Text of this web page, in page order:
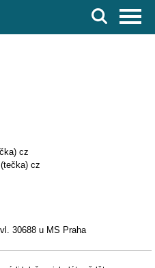
cz
cz
30688 u MS Praha